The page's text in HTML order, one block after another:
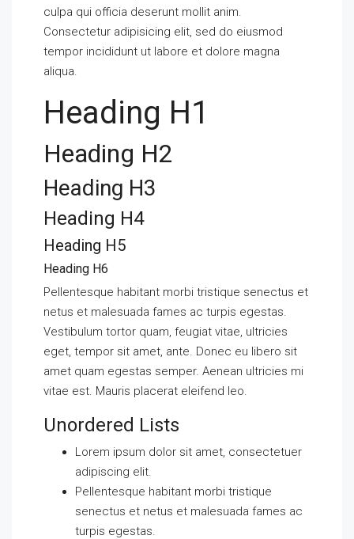
culpa qui officia deserunt mollit anim.
Consectetur adipisicing elit, sed do eiusmod
tempor incididunt ut labore et dolore magna
aliqua.
Heading H1
Heading H2
Heading H3
Heading H4
Heading H5
Heading H6
Pellentesque habitant morbi tristique senectus et
netus et malesuada fames ac turpis egestas.
Vestibulum tortor quam, feugiat vitae, ultricies
eget, tempor sit amet, ante. Donec eu libero sit
amet quam egestas semper. Aenean ultricies mi
vitae est. Mauris placerat eleifend leo.
Unordered Lists
Lorem ipsum dolor sit amet, consectetuer
adipiscing elit.
Pellentesque habitant morbi tristique
senectus et netus et malesuada fames ac
turpis egestas.